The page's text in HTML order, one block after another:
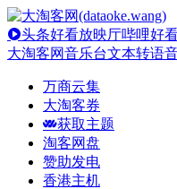
头条好看放映厅哔哩好
大淘客网音乐台文本转语
万商云集
大淘客券
获取主题
淘客网盘
赞助发电
香港主机